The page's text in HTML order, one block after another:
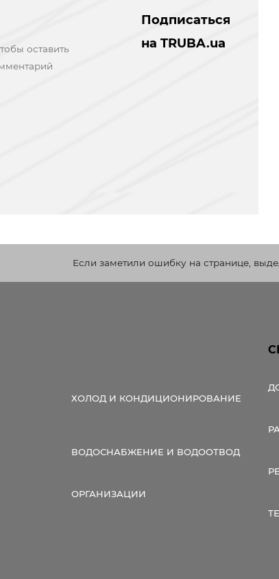
оставить
Подписаться
на TRUBA.ua
Если заметили ошибку на странице,
ХОЛОД И КОНДИЦИОНИРОВАНИЕ
ВОДОСНАБЖЕНИЕ И ВОДООТВОД
ОРГАНИЗАЦИИ